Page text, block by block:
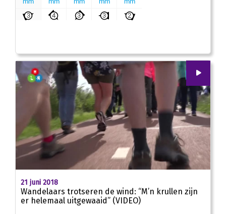
00
21 juni 2018
Wandelaars trotseren de wind: “M’n krullen zijn
er helemaal uitgewaaid” (VIDEO)